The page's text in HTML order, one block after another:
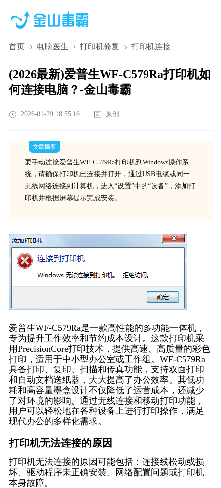
首页 电脑医生 打印机修复 打印机连接
(2026最新)爱普生WF-C579Ra打印机如
何连接电脑？-金山毒霸
2026-01-29 18:55:16 原创
文章摘要
要手动连接爱普生WF-C579Ra打印机到Windows操作系
统，请确保打印机已连接并打开，通过USB电缆或同一
无线网络连接到计算机，进入“设置”中的“设备”，添加打
印机并根据屏幕提示完成安装。
爱普生WF-C579Ra是一款高性能的多功能一体机，
专为提升工作效率和节约成本设计。这款打印机采
用PrecisionCore打印技术，提供高速、高质量的彩色
打印，适用于中小型办公室或工作组。WF-C579Ra
具备打印、复印、扫描和传真功能，支持双面打印
和自动文档送纸器，大大提高了办公效率。其低功
耗和高容量墨盒设计不仅降低了运营成本，还减少
了对环境的影响。通过无线连接和移动打印功能，
用户可以轻松地在各种设备上进行打印操作，满足
现代办公的多样化需求。
打印机无法连接的原因
打印机无法连接的原因可能包括：连接线松动或损
坏、驱动程序未正确安装、网络配置问题或打印机
本身故障。